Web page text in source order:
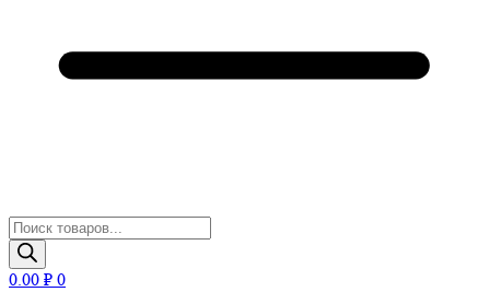
Поиск
товаров
0.00 ₽ 0